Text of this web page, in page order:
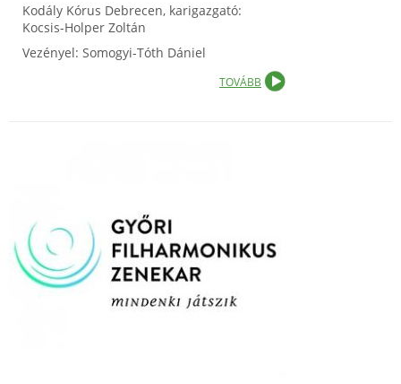
Kodály Kórus Debrecen, karigazgató:
Kocsis-Holper Zoltán
Vezényel: Somogyi-Tóth Dániel
TOVÁBB